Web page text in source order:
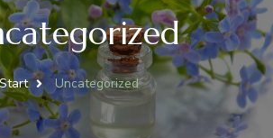
Start Uncategorized